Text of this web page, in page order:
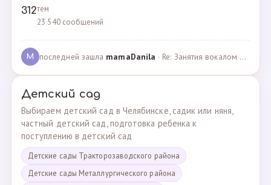
312тем
23 540 сообщений
M последней зашла mamaDanila · Re: Занятия вокалом и танцами для подростков с мент… · 12.03.2025
Детский сад
Выбираем детский сад в Челябинске, садик или няня,
частный детский сад, подготовка ребенка к
поступлению в детский сад
Детские сады Тракторозаводского района
Детские сады Металлургического района